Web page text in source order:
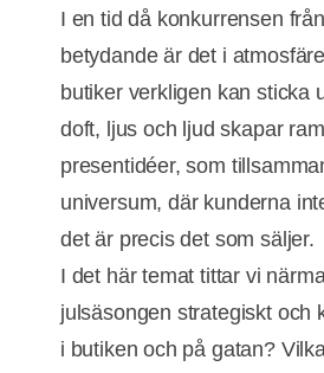
I en tid då konkurrensen
betydande är det i
butiker verkligen kan sticka
doft, ljus och ljud skapar
presentidéer, som
universum, där kunderna
det är precis det som säljer.
I det här temat tittar vi
julsäsongen strategiskt och
i butiken och på gatan?